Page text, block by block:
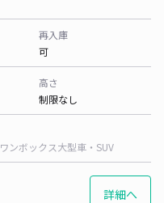
再入庫
可
高さ
制限なし
ワンボックス大型車・SUV
詳細へ